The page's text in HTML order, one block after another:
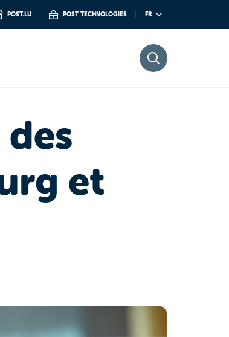
POST.LU POST TECHNOLOGIES FR
et